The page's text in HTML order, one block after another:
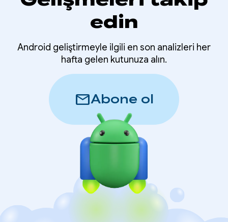
edin
Android geliştirmeyle ilgili en son analizleri her
hafta gelen kutunuza alın.
mailAbone ol